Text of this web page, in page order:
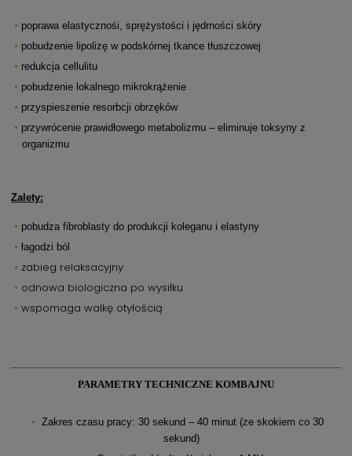
poprawa elastycznośi, sprężystości i jędrności skóry
pobudzenie lipolizę w podskórnej tkance tłuszczowej
redukcja cellulitu
pobudzenie lokalnego mikrokrążenie
przyspieszenie resorbcji obrzęków
przywrócenie prawidłowego metabolizmu – eliminuje toksyny z
organizmu
Zalety:
pobudza fibroblasty do produkcji koleganu i elastyny
łagodzi ból
zabieg relaksacyjny
odnowa biologiczna po wysiłku
wspomaga walkę otyłością
PARAMETRY TECHNICZNE KOMBAJNU
Zakres czasu pracy: 30 sekund – 40 minut (ze skokiem co 30
sekund)